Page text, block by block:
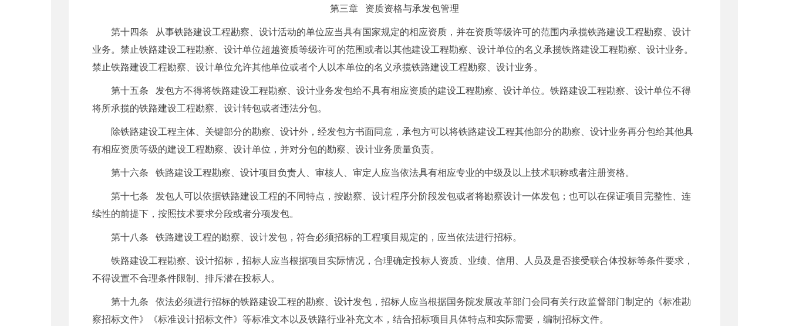
第三章 资质资格与承发包管理
第十四条 从事铁路建设工程勘察、设计活动的单位应当具有国家规定的相应资质，并在资质等级许可的范围内承揽铁路建设工程勘察、设计
业务。禁止铁路建设工程勘察、设计单位超越资质等级许可的范围或者以其他建设工程勘察、设计单位的名义承揽铁路建设工程勘察、设计业务。
禁止铁路建设工程勘察、设计单位允许其他单位或者个人以本单位的名义承揽铁路建设工程勘察、设计业务。
第十五条 发包方不得将铁路建设工程勘察、设计业务发包给不具有相应资质的建设工程勘察、设计单位。铁路建设工程勘察、设计单位不得
将所承揽的铁路建设工程勘察、设计转包或者违法分包。
除铁路建设工程主体、关键部分的勘察、设计外，经发包方书面同意，承包方可以将铁路建设工程其他部分的勘察、设计业务再分包给其他具
有相应资质等级的建设工程勘察、设计单位，并对分包的勘察、设计业务质量负责。
第十六条 铁路建设工程勘察、设计项目负责人、审核人、审定人应当依法具有相应专业的中级及以上技术职称或者注册资格。
第十七条 发包人可以依据铁路建设工程的不同特点，按勘察、设计程序分阶段发包或者将勘察设计一体发包；也可以在保证项目完整性、连
续性的前提下，按照技术要求分段或者分项发包。
第十八条 铁路建设工程的勘察、设计发包，符合必须招标的工程项目规定的，应当依法进行招标。
铁路建设工程勘察、设计招标，招标人应当根据项目实际情况，合理确定投标人资质、业绩、信用、人员及是否接受联合体投标等条件要求，
不得设置不合理条件限制、排斥潜在投标人。
第十九条 依法必须进行招标的铁路建设工程的勘察、设计发包，招标人应当根据国务院发展改革部门会同有关行政监督部门制定的《标准勘
察招标文件》《标准设计招标文件》等标准文本以及铁路行业补充文本，结合招标项目具体特点和实际需要，编制招标文件。